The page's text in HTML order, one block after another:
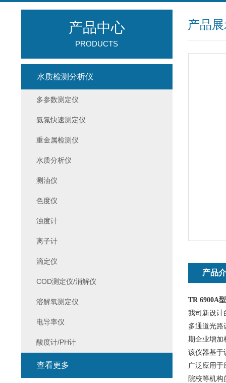
产品
产品
TR 6900A
我司新设计
多通道光路
期企业增加
该仪器基于
广泛应用于
院校等机构
产品中心
PRODUCTS
水质检测分析仪
多参数测定仪
氨氮快速测定仪
重金属检测仪
水质分析仪
测油仪
色度仪
浊度计
离子计
滴定仪
COD测定仪/消解仪
溶解氧测定仪
电导率仪
酸度计/PH计
查看更多